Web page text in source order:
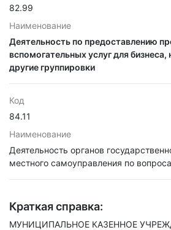
82.99
Наименование
Деятельность по предоставлению
вспомогательных услуг для бизнеса,
другие группировки
Код
84.11
Наименование
Деятельность органов
местного самоуправления по
Краткая справка:
МУНИЦИПАЛЬНОЕ КАЗЕННОЕ